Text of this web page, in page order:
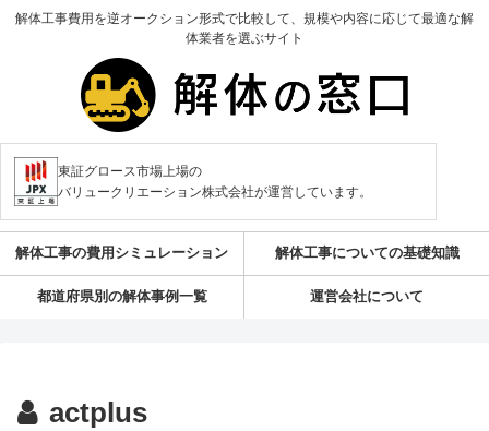
解体工事費用を逆オークション形式で比較して、規模や内容に応じて最適な解
体業者を選ぶサイト
東証グロース市場上場の
バリュークリエーション株式会社が運営しています。
解体工事の費用シミュレーション 解体工事についての基礎知識
都道府県別の解体事例一覧 運営会社について
actplus